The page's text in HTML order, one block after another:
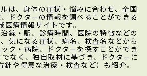
は、身体の症状・悩みに合わせ、全国
ドクターの情報を調べることができる
医療情報サイトです。
線・駅、診療時間、医院の特徴などの
気になる症状、病名、検査名などから
ク・病院、ドクターを探すことができ
なく、独自取材に基づき、ドクターに
針や得意な治療・検査など）も紹介。